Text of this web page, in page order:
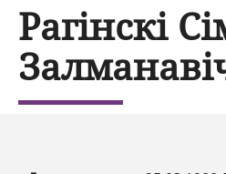
Рагінскі